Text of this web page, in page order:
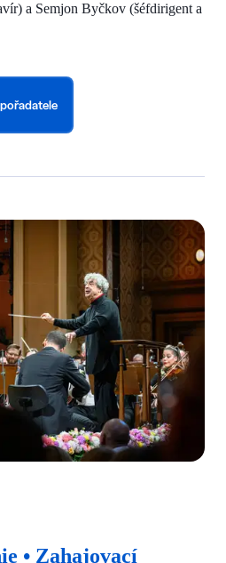
a Semjon Byčkov (šéfdirigent a
• Zahajovací